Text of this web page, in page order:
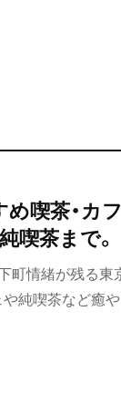
喫茶・カ
喫茶まで。
町情緒が残る
純喫茶など癒
混じり合い、